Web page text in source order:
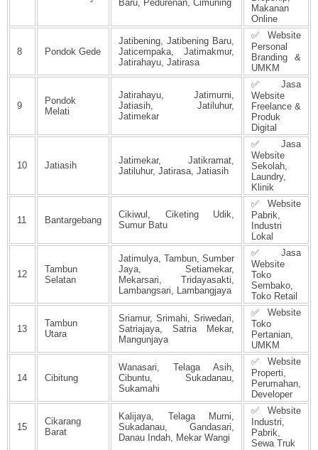
Baru, Pedurenan, Cimuning
Makanan
Online
8 Pondok Gede
Jatibening, Jatibening Baru,
Jaticempaka, Jatimakmur,
Jatirahayu, Jatirasa
✅ Website
Personal
Branding &
UMKM
9
Pondok
Melati
Jatirahayu, Jatimurni,
Jatiasih, Jatiluhur,
Jatimekar
✅ Jasa
Website
Freelance &
Produk
Digital
10 Jatiasih
Jatimekar, Jatikramat,
Jatiluhur, Jatirasa, Jatiasih
✅ Jasa
Website
Sekolah,
Laundry,
Klinik
11 Bantargebang
Cikiwul, Ciketing Udik,
Sumur Batu
✅ Website
Pabrik,
Industri
Lokal
12
Tambun
Selatan
Jatimulya, Tambun, Sumber
Jaya, Setiamekar,
Mekarsari, Tridayasakti,
Lambangsari, Lambangjaya
✅ Jasa
Website
Toko
Sembako,
Toko Retail
13
Tambun
Utara
Sriamur, Srimahi, Sriwedari,
Satriajaya, Satria Mekar,
Mangunjaya
✅ Website
Toko
Pertanian,
UMKM
14 Cibitung
Wanasari, Telaga Asih,
Cibuntu, Sukadanau,
Sukamahi
✅ Website
Properti,
Perumahan,
Developer
15
Cikarang
Barat
Kalijaya, Telaga Murni,
Sukadanau, Gandasari,
Danau Indah, Mekar Wangi
✅ Website
Industri,
Pabrik,
Sewa Truk